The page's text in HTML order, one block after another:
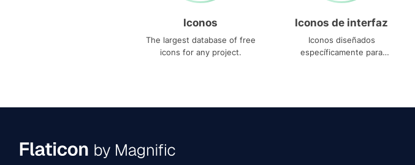
Iconos
The largest database of free
icons for any project.
Iconos de interfaz
Iconos diseñados
específicamente para